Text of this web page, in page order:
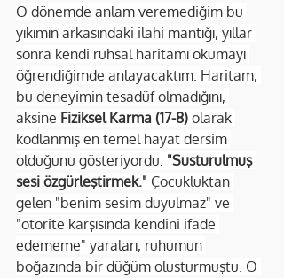
O dönemde anlam veremediğim bu
yıkımın arkasındaki ilahi mantığı, yıllar
sonra kendi ruhsal haritamı okumayı
öğrendiğimde anlayacaktım. Haritam,
bu deneyimin tesadüf olmadığını,
aksine Fiziksel Karma (17-8) olarak
kodlanmış en temel hayat dersim
olduğunu gösteriyordu: "Susturulmuş
sesi özgürleştirmek." Çocukluktan
gelen "benim sesim duyulmaz" ve
"otorite karşısında kendini ifade
edememe" yaraları, ruhumun
boğazında bir düğüm oluşturmuştu. O